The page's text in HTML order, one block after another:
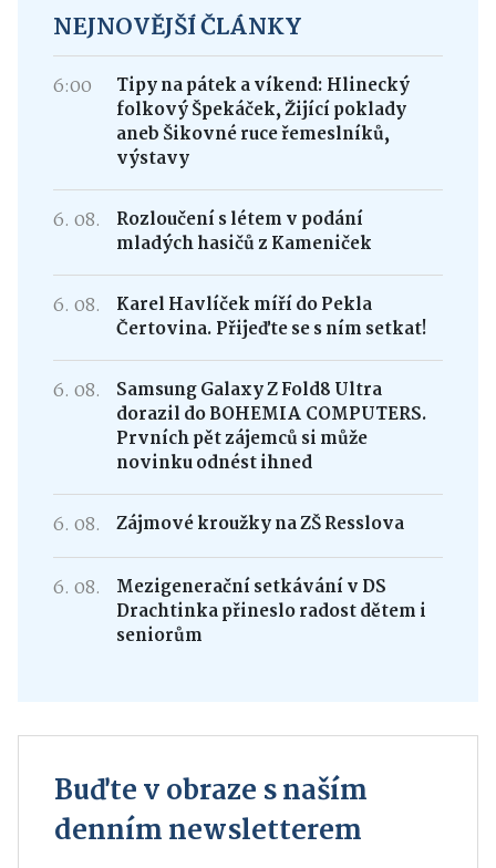
NEJNOVĚJŠÍ ČLÁNKY
6:00
Tipy na pátek a víkend: Hlinecký
folkový Špekáček, Žijící poklady
aneb Šikovné ruce řemeslníků,
výstavy
6. 08.
Rozloučení s létem v podání
mladých hasičů z Kameniček
6. 08.
Karel Havlíček míří do Pekla
Čertovina. Přijeďte se s ním setkat!
6. 08.
Samsung Galaxy Z Fold8 Ultra
dorazil do BOHEMIA COMPUTERS.
Prvních pět zájemců si může
novinku odnést ihned
6. 08. Zájmové kroužky na ZŠ Resslova
6. 08.
Mezigenerační setkávání v DS
Drachtinka přineslo radost dětem i
seniorům
Buďte v obraze s naším
denním newsletterem